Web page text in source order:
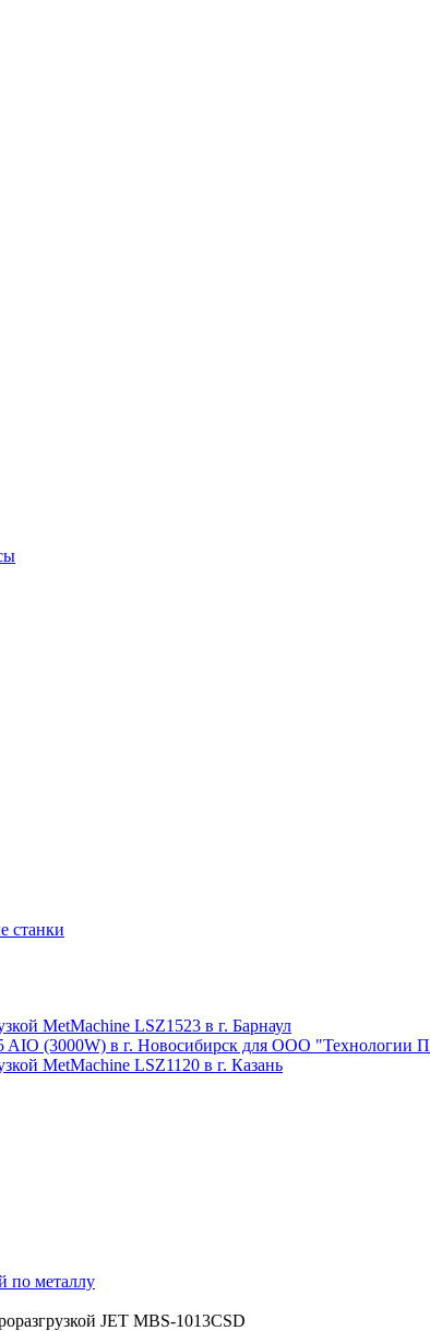
станки
MetMachine LSZ1523 в г. Барнаул
AIO (3000W) в г. Новосибирск для ООО "Технологии
MetMachine LSZ1120 в г. Казань
по металлу
JET MBS-1013CSD